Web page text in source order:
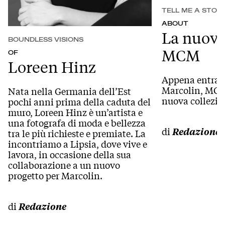
BOUNDLESS VISIONS
OF
Loreen Hinz
Nata nella Germania dell’Est
pochi anni prima della caduta del
muro, Loreen Hinz è un’artista e
una fotografa di moda e bellezza
tra le più richieste e premiate. La
incontriamo a Lipsia, dove vive e
lavora, in occasione della sua
collaborazione a un nuovo
progetto per Marcolin.
di Redazione
TELL ME A
ABOUT
La
MCM
Appena
Marcolin,
nuova
diRedazione